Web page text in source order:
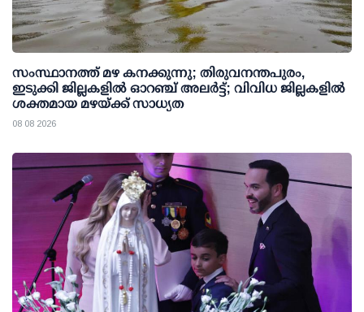
സംസ്ഥാനത്ത് മഴ കനക്കുന്നു; തിരുവനന്തപുരം,
ഇടുക്കി ജില്ലകളിൽ ഓറഞ്ച് അലർട്ട്; വിവിധ ജില്ലകളിൽ
ശക്തമായ മഴയ്ക്ക് സാധ്യത
08 08 2026